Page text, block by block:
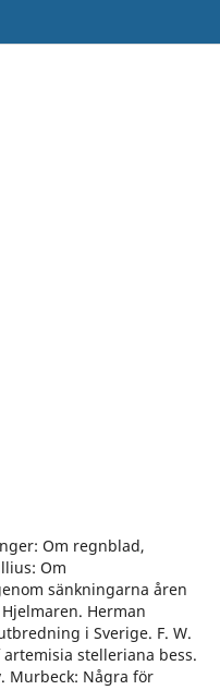
Om regnblad,
Om
sänkningarna åren
Herman
i Sverige. F. W.
stelleriana bess.
Murbeck: Några för